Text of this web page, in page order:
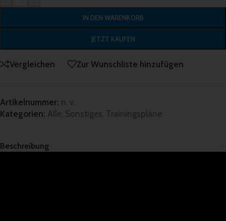
IN DEN WARENKORB
JETZT KAUFEN
Vergleichen Zur Wunschliste hinzufügen
Artikelnummer: n. v.
Kategorien: Alle, Sonstiges, Trainingspläne
Beschreibung